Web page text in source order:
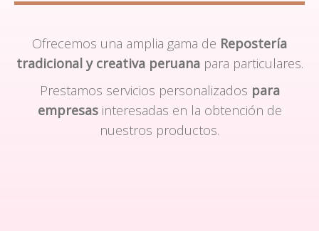
Ofrecemos una amplia gama de Repostería
tradicional y creativa peruanapara particulares.
Prestamos servicios personalizados para
empresasinteresadas en la obtención de
nuestros productos.